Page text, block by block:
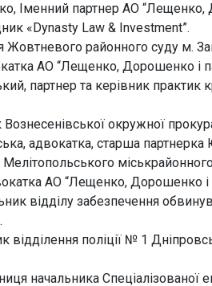
Іменний партнер АО
«Dynasty Law & Investment”.
Жовтневого районного суду м.
АО “Лещенко, Дорошенко і
партнер та керівник
Вознесенівської окружної
адвокатка, старша
Мелітопольського
АО “Лещенко, Дорошенко і
відділу забезпечення
відділення поліції № 1
начальника Спеціалізованої